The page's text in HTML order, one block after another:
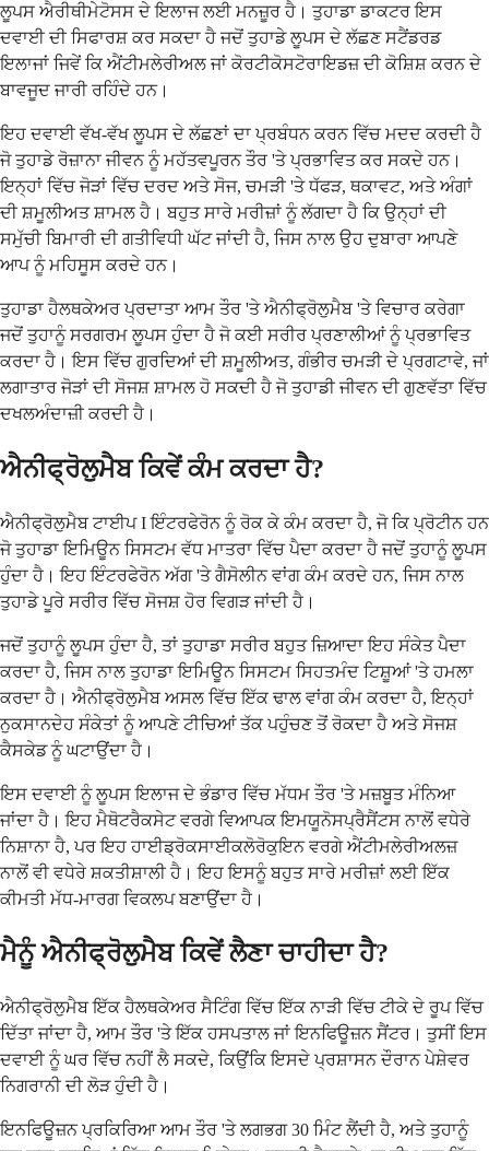
ਲੂਪਸ ਐਰੀਥੀਮੇਟੋਸਸ ਦੇ ਇਲਾਜ ਲਈ ਮਨਜ਼ੂਰ ਹੈ। ਤੁਹਾਡਾ ਡਾਕਟਰ ਇਸ
ਦਵਾਈ ਦੀ ਸਿਫਾਰਸ਼ ਕਰ ਸਕਦਾ ਹੈ ਜਦੋਂ ਤੁਹਾਡੇ ਲੂਪਸ ਦੇ ਲੱਛਣ ਸਟੈਂਡਰਡ
ਇਲਾਜਾਂ ਜਿਵੇਂ ਕਿ ਐਂਟੀਮਲੇਰੀਅਲ ਜਾਂ ਕੋਰਟੀਕੋਸਟੋਰਾਇਡਜ਼ ਦੀ ਕੋਸ਼ਿਸ਼ ਕਰਨ ਦੇ
ਬਾਵਜੂਦ ਜਾਰੀ ਰਹਿੰਦੇ ਹਨ।
ਇਹ ਦਵਾਈ ਵੱਖ-ਵੱਖ ਲੂਪਸ ਦੇ ਲੱਛਣਾਂ ਦਾ ਪ੍ਰਬੰਧਨ ਕਰਨ ਵਿੱਚ ਮਦਦ ਕਰਦੀ ਹੈ
ਜੋ ਤੁਹਾਡੇ ਰੋਜ਼ਾਨਾ ਜੀਵਨ ਨੂੰ ਮਹੱਤਵਪੂਰਨ ਤੌਰ 'ਤੇ ਪ੍ਰਭਾਵਿਤ ਕਰ ਸਕਦੇ ਹਨ।
ਇਨ੍ਹਾਂ ਵਿੱਚ ਜੋੜਾਂ ਵਿੱਚ ਦਰਦ ਅਤੇ ਸੋਜ, ਚਮੜੀ 'ਤੇ ਧੱਫੜ, ਥਕਾਵਟ, ਅਤੇ ਅੰਗਾਂ
ਦੀ ਸ਼ਮੂਲੀਅਤ ਸ਼ਾਮਲ ਹੈ। ਬਹੁਤ ਸਾਰੇ ਮਰੀਜ਼ਾਂ ਨੂੰ ਲੱਗਦਾ ਹੈ ਕਿ ਉਨ੍ਹਾਂ ਦੀ
ਸਮੁੱਚੀ ਬਿਮਾਰੀ ਦੀ ਗਤੀਵਿਧੀ ਘੱਟ ਜਾਂਦੀ ਹੈ, ਜਿਸ ਨਾਲ ਉਹ ਦੁਬਾਰਾ ਆਪਣੇ
ਆਪ ਨੂੰ ਮਹਿਸੂਸ ਕਰਦੇ ਹਨ।
ਤੁਹਾਡਾ ਹੈਲਥਕੇਅਰ ਪ੍ਰਦਾਤਾ ਆਮ ਤੌਰ 'ਤੇ ਐਨੀਫ੍ਰੋਲੁਮੈਬ 'ਤੇ ਵਿਚਾਰ ਕਰੇਗਾ
ਜਦੋਂ ਤੁਹਾਨੂੰ ਸਰਗਰਮ ਲੂਪਸ ਹੁੰਦਾ ਹੈ ਜੋ ਕਈ ਸਰੀਰ ਪ੍ਰਣਾਲੀਆਂ ਨੂੰ ਪ੍ਰਭਾਵਿਤ
ਕਰਦਾ ਹੈ। ਇਸ ਵਿੱਚ ਗੁਰਦਿਆਂ ਦੀ ਸ਼ਮੂਲੀਅਤ, ਗੰਭੀਰ ਚਮੜੀ ਦੇ ਪ੍ਰਗਟਾਵੇ, ਜਾਂ
ਲਗਾਤਾਰ ਜੋੜਾਂ ਦੀ ਸੋਜਸ਼ ਸ਼ਾਮਲ ਹੋ ਸਕਦੀ ਹੈ ਜੋ ਤੁਹਾਡੀ ਜੀਵਨ ਦੀ ਗੁਣਵੱਤਾ ਵਿੱਚ
ਦਖਲਅੰਦਾਜ਼ੀ ਕਰਦੀ ਹੈ।
ਐਨੀਫ੍ਰੋਲੁਮੈਬ ਕਿਵੇਂ ਕੰਮ ਕਰਦਾ ਹੈ?
ਐਨੀਫ੍ਰੋਲੁਮੈਬ ਟਾਈਪ I ਇੰਟਰਫੇਰੋਨ ਨੂੰ ਰੋਕ ਕੇ ਕੰਮ ਕਰਦਾ ਹੈ, ਜੋ ਕਿ ਪ੍ਰੋਟੀਨ ਹਨ
ਜੋ ਤੁਹਾਡਾ ਇਮਿਊਨ ਸਿਸਟਮ ਵੱਧ ਮਾਤਰਾ ਵਿੱਚ ਪੈਦਾ ਕਰਦਾ ਹੈ ਜਦੋਂ ਤੁਹਾਨੂੰ ਲੂਪਸ
ਹੁੰਦਾ ਹੈ। ਇਹ ਇੰਟਰਫੇਰੋਨ ਅੱਗ 'ਤੇ ਗੈਸੋਲੀਨ ਵਾਂਗ ਕੰਮ ਕਰਦੇ ਹਨ, ਜਿਸ ਨਾਲ
ਤੁਹਾਡੇ ਪੂਰੇ ਸਰੀਰ ਵਿੱਚ ਸੋਜਸ਼ ਹੋਰ ਵਿਗੜ ਜਾਂਦੀ ਹੈ।
ਜਦੋਂ ਤੁਹਾਨੂੰ ਲੂਪਸ ਹੁੰਦਾ ਹੈ, ਤਾਂ ਤੁਹਾਡਾ ਸਰੀਰ ਬਹੁਤ ਜ਼ਿਆਦਾ ਇਹ ਸੰਕੇਤ ਪੈਦਾ
ਕਰਦਾ ਹੈ, ਜਿਸ ਨਾਲ ਤੁਹਾਡਾ ਇਮਿਊਨ ਸਿਸਟਮ ਸਿਹਤਮੰਦ ਟਿਸ਼ੂਆਂ 'ਤੇ ਹਮਲਾ
ਕਰਦਾ ਹੈ। ਐਨੀਫ੍ਰੋਲੁਮੈਬ ਅਸਲ ਵਿੱਚ ਇੱਕ ਢਾਲ ਵਾਂਗ ਕੰਮ ਕਰਦਾ ਹੈ, ਇਨ੍ਹਾਂ
ਨੁਕਸਾਨਦੇਹ ਸੰਕੇਤਾਂ ਨੂੰ ਆਪਣੇ ਟੀਚਿਆਂ ਤੱਕ ਪਹੁੰਚਣ ਤੋਂ ਰੋਕਦਾ ਹੈ ਅਤੇ ਸੋਜਸ਼
ਕੈਸਕੇਡ ਨੂੰ ਘਟਾਉਂਦਾ ਹੈ।
ਇਸ ਦਵਾਈ ਨੂੰ ਲੂਪਸ ਇਲਾਜ ਦੇ ਭੰਡਾਰ ਵਿੱਚ ਮੱਧਮ ਤੌਰ 'ਤੇ ਮਜ਼ਬੂਤ ਮੰਨਿਆ
ਜਾਂਦਾ ਹੈ। ਇਹ ਮੈਥੋਟਰੈਕਸੇਟ ਵਰਗੇ ਵਿਆਪਕ ਇਮਯੂਨੋਸਪ੍ਰੈਸੈਂਟਸ ਨਾਲੋਂ ਵਧੇਰੇ
ਨਿਸ਼ਾਨਾ ਹੈ, ਪਰ ਇਹ ਹਾਈਡ੍ਰੋਕਸਾਈਕਲੋਰੋਕੁਇਨ ਵਰਗੇ ਐਂਟੀਮਲੇਰੀਅਲਜ਼
ਨਾਲੋਂ ਵੀ ਵਧੇਰੇ ਸ਼ਕਤੀਸ਼ਾਲੀ ਹੈ। ਇਹ ਇਸਨੂੰ ਬਹੁਤ ਸਾਰੇ ਮਰੀਜ਼ਾਂ ਲਈ ਇੱਕ
ਕੀਮਤੀ ਮੱਧ-ਮਾਰਗ ਵਿਕਲਪ ਬਣਾਉਂਦਾ ਹੈ।
ਮੈਨੂੰ ਐਨੀਫ੍ਰੋਲੁਮੈਬ ਕਿਵੇਂ ਲੈਣਾ ਚਾਹੀਦਾ ਹੈ?
ਐਨੀਫ੍ਰੋਲੁਮੈਬ ਇੱਕ ਹੈਲਥਕੇਅਰ ਸੈਟਿੰਗ ਵਿੱਚ ਇੱਕ ਨਾੜੀ ਵਿੱਚ ਟੀਕੇ ਦੇ ਰੂਪ ਵਿੱਚ
ਦਿੱਤਾ ਜਾਂਦਾ ਹੈ, ਆਮ ਤੌਰ 'ਤੇ ਇੱਕ ਹਸਪਤਾਲ ਜਾਂ ਇਨਫਿਊਜ਼ਨ ਸੈਂਟਰ। ਤੁਸੀਂ ਇਸ
ਦਵਾਈ ਨੂੰ ਘਰ ਵਿੱਚ ਨਹੀਂ ਲੈ ਸਕਦੇ, ਕਿਉਂਕਿ ਇਸਦੇ ਪ੍ਰਸ਼ਾਸਨ ਦੌਰਾਨ ਪੇਸ਼ੇਵਰ
ਨਿਗਰਾਨੀ ਦੀ ਲੋੜ ਹੁੰਦੀ ਹੈ।
ਇਨਫਿਊਜ਼ਨ ਪ੍ਰਕਿਰਿਆ ਆਮ ਤੌਰ 'ਤੇ ਲਗਭਗ 30 ਮਿੰਟ ਲੈਂਦੀ ਹੈ, ਅਤੇ ਤੁਹਾਨੂੰ